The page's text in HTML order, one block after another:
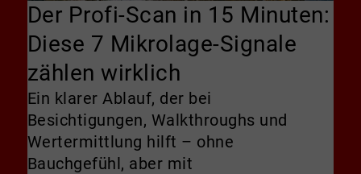
Der Profi-Scan in 15 Minuten:
Diese 7 Mikrolage-Signale
zählen wirklich
Ein klarer Ablauf, der bei
Besichtigungen, Walkthroughs und
Wertermittlung hilft – ohne
Bauchgefühl, aber mit